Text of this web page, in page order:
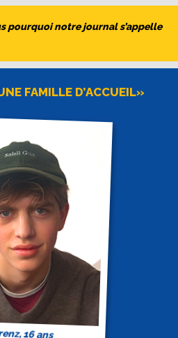
pourquoi notre journal s’appelle
FAMILLE D’ACCUEIL»
16 ans